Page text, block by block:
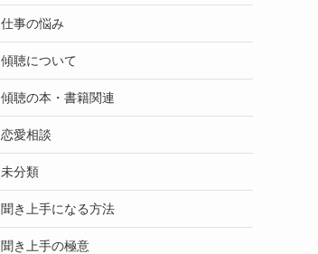
仕事の悩み
傾聴について
傾聴の本・書籍関連
恋愛相談
未分類
聞き上手になる方法
聞き上手の極意